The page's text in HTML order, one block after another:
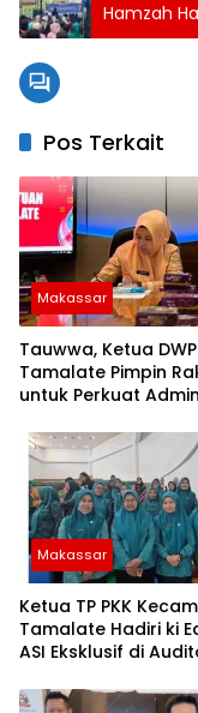
Hamzah
Pos Terkait
Makassar
Tauwwa, Ketua DWP
Tamalate Pimpin
untuk Perkuat
Makassar
Ketua TP PKK
Tamalate Hadiri ki
ASI Eksklusif di